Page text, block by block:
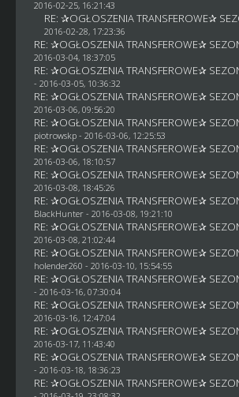
2016-02-25, 16:21:43
RE: ✰OGŁOSZENIA TRANSFEROWE✰
2016-02-28, 17:23:36
RE: ✰OGŁOSZENIA TRANSFEROWE✰
2016-03-04, 18:37:05
RE: ✰OGŁOSZENIA TRANSFEROWE✰
- 2016-03-05, 10:36:32
RE: ✰OGŁOSZENIA TRANSFEROWE✰
2016-03-06, 09:56:20
RE: ✰OGŁOSZENIA TRANSFEROWE✰
piotrowskp- 2016-03-06, 12:25:53
RE: ✰OGŁOSZENIA TRANSFEROWE✰
2016-03-06, 18:10:57
RE: ✰OGŁOSZENIA TRANSFEROWE✰
2016-03-08, 18:45:26
RE: ✰OGŁOSZENIA TRANSFEROWE✰
BlackHunter- 2016-03-08, 19:21:10
RE: ✰OGŁOSZENIA TRANSFEROWE✰
2016-03-08, 21:02:44
RE: ✰OGŁOSZENIA TRANSFEROWE✰
holender260 - 2016-03-10, 15:54:55
RE: ✰OGŁOSZENIA TRANSFEROWE✰
- 2016-03-16, 07:30:04
RE: ✰OGŁOSZENIA TRANSFEROWE✰
2016-03-16, 12:47:04
RE: ✰OGŁOSZENIA TRANSFEROWE✰
2016-03-17, 11:43:40
RE: ✰OGŁOSZENIA TRANSFEROWE✰
- 2016-03-18, 18:36:23
RE: ✰OGŁOSZENIA TRANSFEROWE✰